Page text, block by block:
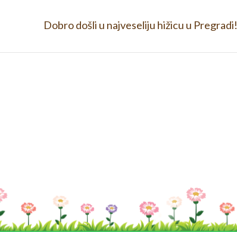
Dobro došli u najveseliju hižicu u Pregradi!